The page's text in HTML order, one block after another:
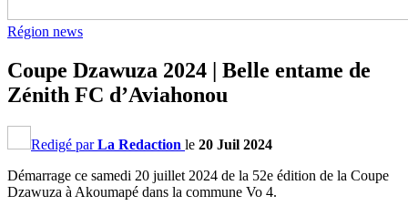
Région news
Coupe Dzawuza 2024 | Belle entame de
Zénith FC d’Aviahonou
Redigé parLa Redaction le 20 Juil 2024
Démarrage ce samedi 20 juillet 2024 de la 52e édition de la Coupe
Dzawuza à Akoumapé dans la commune Vo 4.